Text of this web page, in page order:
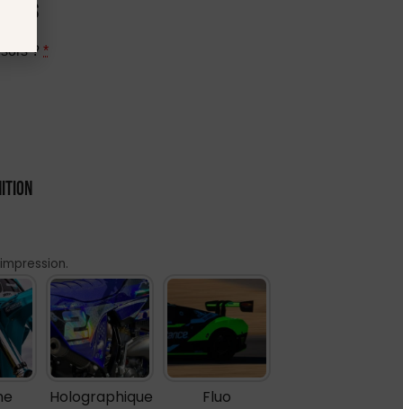
? *
Holographique
Fluo